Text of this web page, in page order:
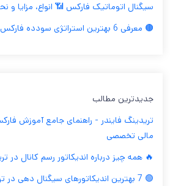
سیگنال اتوماتیک فارکس 📶 انواع، مزایا و
🟤 معرفی 6 بهترین استراتژی سودده فارکس در 2025 🟤
جدیدترین مطالب
تریدینگ فایندر - راهنمای جامع آموزش
مالی تخصصی
🔥 همه چیز درباره اندیکاتور رسم کانال در
🟢 7 بهترین اندیکاتورهای سیگنال دهی در تریدینگ ویو 🟢